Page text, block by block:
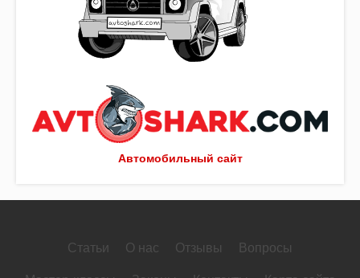
Автомобильный сайт
Статьи О нас Отзывы Вопросы